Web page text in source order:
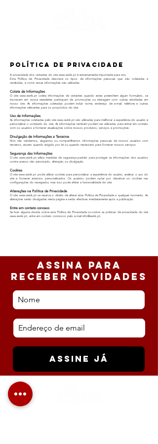
Política de Privacidade
A privacidade dos visitantes do site www.exink.pt é extremamente importante para nós.
Esta Política de Privacidade descreve os tipos de informações pessoais que são coletadas e
recebidas, e como essas informações são utilizadas.
Coleta de Informações
O site www.exink.pt coleta informações de visitantes quando estes preenchem algum formulário, se
inscrevem em nossa newsletter, participam de promoções ou interagem com outras atividades em
nosso site. As informações coletadas podem incluir nome, endereço de e-mail, telefone e outras
informações relevantes para os propósitos do site.
Uso de Informações
As informações coletadas pelo site www.exink.pt são utilizadas para melhorar a experiência do usuário e
personalizar o conteúdo do site. As informações também podem ser utilizadas para entrar em contato
com os usuários e fornecer atualizações sobre nossos produtos, serviços e promoções.
Divulgação de Informações a Terceiros
Nós não vendemos, alugamos ou compartilhamos informações pessoais de nossos usuários com
terceiros, exceto quando exigido por lei ou quando necessário para fornecer nossos serviços.
Segurança das Informações
O site www.exink.ptutiliza medidas de segurança padrão para proteger as informações dos usuários
contra acesso não autorizado, alteração ou divulgação.
Cookies
O site www.exink.pt pode utilizar cookies para personalizar a experiência do usuário, analisar o uso do
site e fornecer anúncios personalizados. Os usuários podem optar por desativar os cookies nas
configurações do navegador, mas isso pode afetar a funcionalidade do site.
Alterações na Política de Privacidade
O site www.exink.ptse reserva o direito de alterar esta Política de Privacidade a qualquer momento. As
alterações serão divulgadas nesta página e serão efectivas imediatamente após a publicação.
Entre em contato conosco
Se tiver alguma dúvida sobre esta Política de Privacidade ou sobre as práticas de privacidade do site
www.exink.pt, entre em contato connosco pelo e-mail info@exink.pt.
ASSINa PARA
RECEBER NOVIDADES
ASSINE JÁ